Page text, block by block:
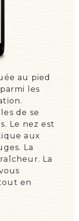
au pied
les
de se
Le nez est
aux
La
La
en